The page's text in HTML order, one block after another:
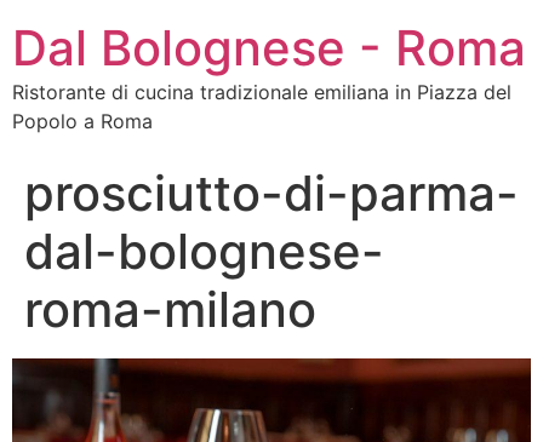
Dal Bolognese - Roma
Ristorante di cucina tradizionale emiliana in Piazza del
Popolo a Roma
prosciutto-di-parma-
dal-bolognese-
roma-milano